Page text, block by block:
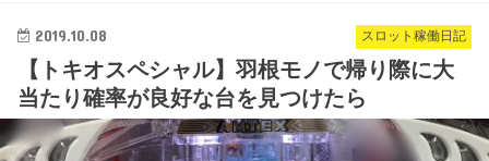
スロット稼働日記
2019.10.08
【トキオスペシャル】羽根モノで帰り際に大
当たり確率が良好な台を見つけたら